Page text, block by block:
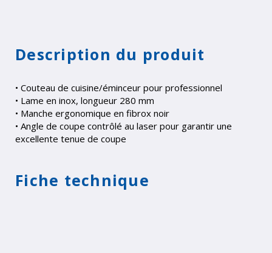
Description du produit
• Couteau de cuisine/éminceur pour professionnel
• Lame en inox, longueur 280 mm
• Manche ergonomique en fibrox noir
• Angle de coupe contrôlé au laser pour garantir une
excellente tenue de coupe
Fiche technique